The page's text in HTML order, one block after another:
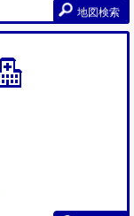
地図検索